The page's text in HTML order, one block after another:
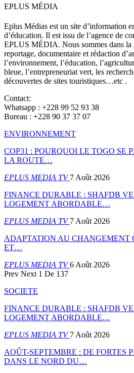
EPLUS MÉDIA
Eplus Médias est un site d’information
d’éducation. Il est issu de l’agence de
EPLUS MÉDIA. Nous sommes dans la
reportage, documentaire et rédaction
l’environnement, l’éducation,
bleue, l’entrepreneuriat vert, les
découvertes de sites touristiques…etc .
Contact:
Whatsapp : +228 99 52 93 38
Bureau : +228 90 37 37 07
ENVIRONNEMENT
COP31 : POURQUOI LE TOGO SE
LA ROUTE…
EPLUS MEDIA TV7 Août 2026
FINANCE DURABLE : SHAFDB
LOGEMENT ABORDABLE…
EPLUS MEDIA TV7 Août 2026
ADAPTATION AU CHANGEMENT
ET…
EPLUS MEDIA TV6 Août 2026
Prev Next 1 De 137
SOCIETE
FINANCE DURABLE : SHAFDB
LOGEMENT ABORDABLE…
EPLUS MEDIA TV7 Août 2026
AOÛT-SEPTEMBRE : DE FORTES
DANS LE NORD DU…